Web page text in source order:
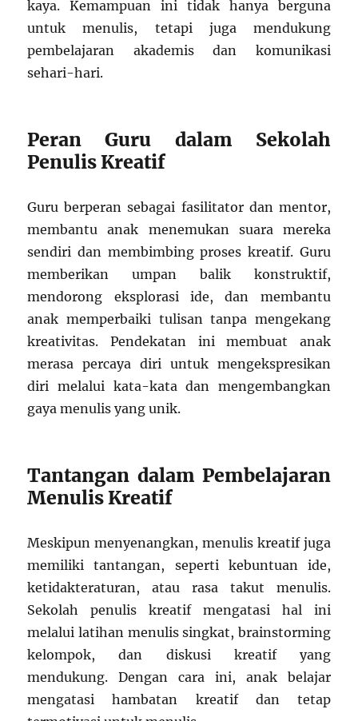
kaya. Kemampuan ini tidak hanya berguna
untuk menulis, tetapi juga mendukung
pembelajaran akademis dan komunikasi
sehari-hari.
Peran Guru dalam Sekolah
Penulis Kreatif
Guru berperan sebagai fasilitator dan mentor,
membantu anak menemukan suara mereka
sendiri dan membimbing proses kreatif. Guru
memberikan umpan balik konstruktif,
mendorong eksplorasi ide, dan membantu
anak memperbaiki tulisan tanpa mengekang
kreativitas. Pendekatan ini membuat anak
merasa percaya diri untuk mengekspresikan
diri melalui kata-kata dan mengembangkan
gaya menulis yang unik.
Tantangan dalam Pembelajaran
Menulis Kreatif
Meskipun menyenangkan, menulis kreatif juga
memiliki tantangan, seperti kebuntuan ide,
ketidakteraturan, atau rasa takut menulis.
Sekolah penulis kreatif mengatasi hal ini
melalui latihan menulis singkat, brainstorming
kelompok, dan diskusi kreatif yang
mendukung. Dengan cara ini, anak belajar
mengatasi hambatan kreatif dan tetap